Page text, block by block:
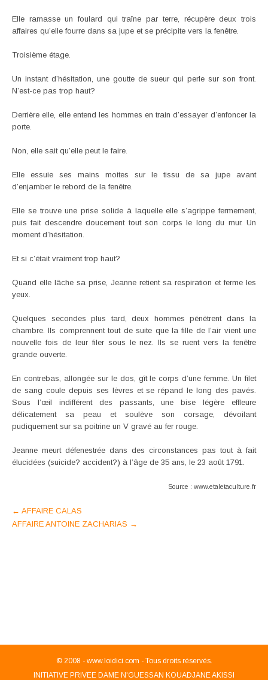
Elle ramasse un foulard qui traîne par terre, récupère deux trois
affaires qu’elle fourre dans sa jupe et se précipite vers la fenêtre.
Troisième étage.
Un instant d’hésitation, une goutte de sueur qui perle sur son front.
N’est-ce pas trop haut?
Derrière elle, elle entend les hommes en train d’essayer d’enfoncer la
porte.
Non, elle sait qu’elle peut le faire.
Elle essuie ses mains moites sur le tissu de sa jupe avant
d’enjamber le rebord de la fenêtre.
Elle se trouve une prise solide à laquelle elle s’agrippe fermement,
puis fait descendre doucement tout son corps le long du mur. Un
moment d’hésitation.
Et si c’était vraiment trop haut?
Quand elle lâche sa prise, Jeanne retient sa respiration et ferme les
yeux.
Quelques secondes plus tard, deux hommes pénètrent dans la
chambre. Ils comprennent tout de suite que la fille de l’air vient une
nouvelle fois de leur filer sous le nez. Ils se ruent vers la fenêtre
grande ouverte.
En contrebas, allongée sur le dos, gît le corps d’une femme. Un filet
de sang coule depuis ses lèvres et se répand le long des pavés.
Sous l’œil indifférent des passants, une bise légère effleure
délicatement sa peau et soulève son corsage, dévoilant
pudiquement sur sa poitrine un V gravé au fer rouge.
Jeanne meurt défenestrée dans des circonstances pas tout à fait
élucidées (suicide? accident?) à l’âge de 35 ans, le 23 août 1791.
Source : www.etaletaculture.fr
Post
navigation
← AFFAIRE CALAS
AFFAIRE ANTOINE ZACHARIAS →
© 2008 - www.loidici.com - Tous droits réservés.
INITIATIVE PRIVEE DAME N'GUESSAN KOUADJANE AKISSI